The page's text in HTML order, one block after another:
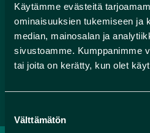
Käytämme evästeitä
ominaisuuksien tukemiseen ja
median, mainosalan ja
sivustoamme. Kumppanimme
tai joita on kerätty, kun olet
valinta
Välttämätön
Tilaa